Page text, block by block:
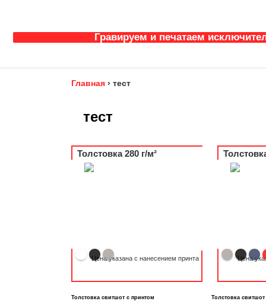
Гравируем и печатаем
Главная › тест
тест
Толстовка 280 г/м²
Цена указана с нанесением принта Цена
Толстовка свитшот с принтом
Толстовка